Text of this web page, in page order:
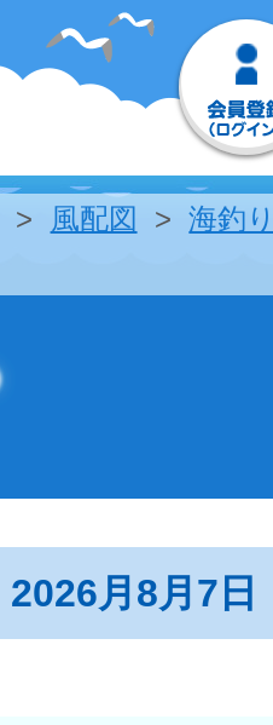
風配図
海釣
2026月8月7日